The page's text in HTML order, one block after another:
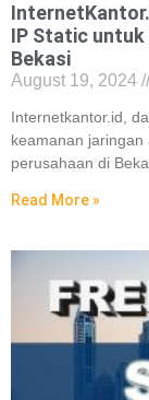
IP Static untuk
Bekasi
August 19, 2024
Internetkantor.id,
keamanan
perusahaan di
Read More »